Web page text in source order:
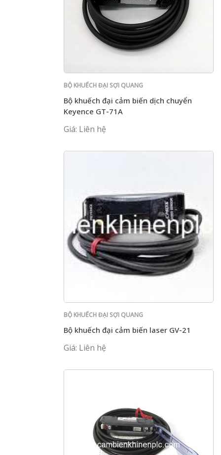
BỘ KHUẾCH ĐẠI SỢI QUANG
Bộ khuếch đại cảm biến dịch chuyển
Keyence GT-71A
Giá: Liên hệ
BỘ KHUẾCH ĐẠI SỢI QUANG
Bộ khuếch đại cảm biến laser GV-21
Giá: Liên hệ